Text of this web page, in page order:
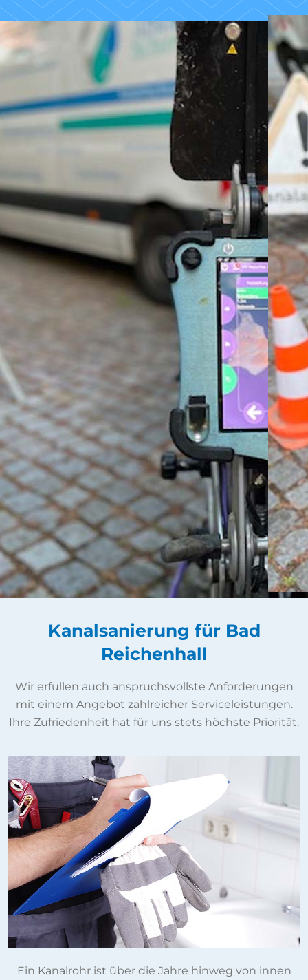
Kanalsanierung für Bad
Reichenhall
Wir erfüllen auch anspruchsvollste Anforderungen
mit einem Angebot zahlreicher Serviceleistungen.
Ihre Zufriedenheit hat für uns stets höchste Priorität.
Ein Kanalrohr ist über die Jahre hinweg von innen